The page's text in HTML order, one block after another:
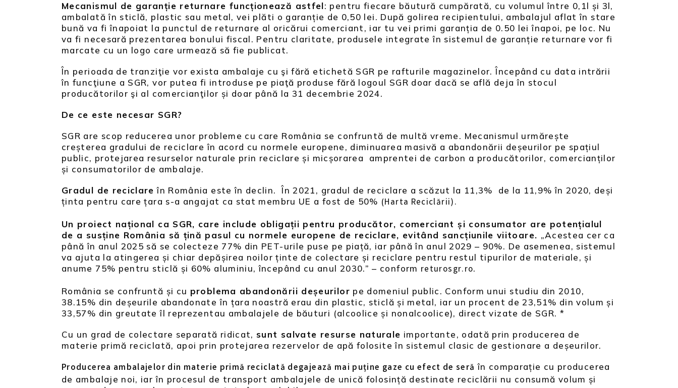
Mecanismul de garanție returnare funcționează astfel: pentru fiecare băutură cumpărată, cu volumul între 0,1l și 3l,
ambalată în sticlă, plastic sau metal, vei plăti o garanție de 0,50 lei. După golirea recipientului, ambalajul aflat în stare
bună va fi înapoiat la punctul de returnare al oricărui comerciant, iar tu vei primi garanția de 0.50 lei înapoi, pe loc. Nu
va fi necesară prezentarea bonului fiscal. Pentru claritate, produsele integrate în sistemul de garanție returnare vor fi
marcate cu un logo care urmează să fie publicat.
În perioada de tranziţie vor exista ambalaje cu şi fără etichetă SGR pe rafturile magazinelor. Începând cu data intrării
în funcţiune a SGR, vor putea fi introduse pe piaţă produse fără logoul SGR doar dacă se află deja în stocul
producătorilor şi al comercianţilor și doar până la 31 decembrie 2024.
De ce este necesar SGR?
SGR are scop reducerea unor probleme cu care România se confruntă de multă vreme. Mecanismul urmărește
creșterea gradului de reciclare în acord cu normele europene, diminuarea masivă a abandonării deșeurilor pe spațiul
public, protejarea resurselor naturale prin reciclare și micșorarea amprentei de carbon a producătorilor, comercianților
și consumatorilor de ambalaje.
Gradul de reciclare în România este în declin. În 2021, gradul de reciclare a scăzut la 11,3% de la 11,9% în 2020, deși
ținta pentru care țara s-a angajat ca stat membru UE a fost de 50% (Harta Reciclării).
Un proiect național ca SGR, care include obligații pentru producător, comerciant și consumator are potențialul
de a susține România să țină pasul cu normele europene de reciclare, evitând sancțiunile viitoare. „Acestea cer ca
până în anul 2025 să se colecteze 77% din PET-urile puse pe piață, iar până în anul 2029 – 90%. De asemenea, sistemul
va ajuta la atingerea și chiar depășirea noilor ținte de colectare și reciclare pentru restul tipurilor de materiale, și
anume 75% pentru sticlă și 60% aluminiu, începând cu anul 2030.” – conform returosgr.ro.
România se confruntă și cu problema abandonării deșeurilor pe domeniul public. Conform unui studiu din 2010,
38.15% din deșeurile abandonate în țara noastră erau din plastic, sticlă și metal, iar un procent de 23,51% din volum și
33,57% din greutate îl reprezentau ambalajele de băuturi (alcoolice și nonalcoolice), direct vizate de SGR. *
Cu un grad de colectare separată ridicat,sunt salvate resurse naturale importante, odată prin producerea de
materie primă reciclată, apoi prin protejarea rezervelor de apă folosite în sistemul clasic de gestionare a deșeurilor.
Producerea ambalajelor din materie primă reciclată degajează mai puține gaze cu efect de seră în comparație cu producerea
de ambalaje noi, iar în procesul de transport ambalajele de unică folosință destinate reciclării nu consumă volum și